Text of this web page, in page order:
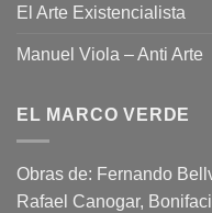
El Arte Existencialista
Manuel Viola – Anti Arte
EL MARCO VERDE
Obras de: Fernando
Rafael Canogar,